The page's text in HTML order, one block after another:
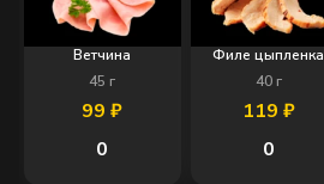
Ветчина
45 г
99₽
0
Филе цыпленка
40г
119 ₽
0